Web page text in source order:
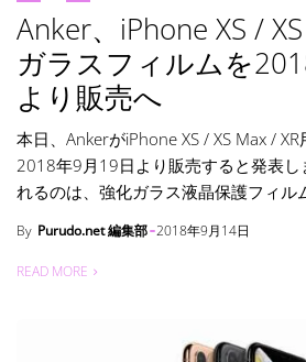
Anker、iPhone XS /
ガラスフィルムを
より販売へ
本日、AnkerがiPhone XS / XS Max /
2018年9月19日より販売すると発表し
れるのは、強化ガラス液晶保護フィル
By Purudo.net 編集部 2018年9月14日
READ MORE